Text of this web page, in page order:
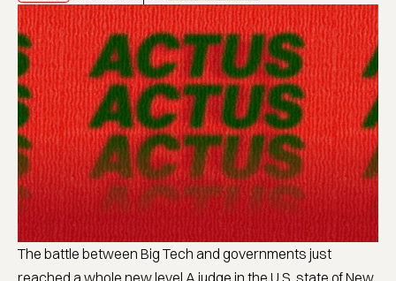
The battle between Big Tech and governments just
reached a whole new level.A judge in the U.S. state of New